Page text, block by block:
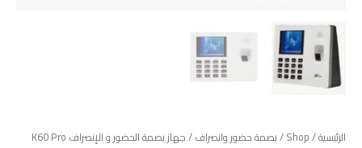
الرئيسية/
Shop
/بصمة حضور وانصراف/ جهاز بصمة الحضور و الإنصراف K60 Pro